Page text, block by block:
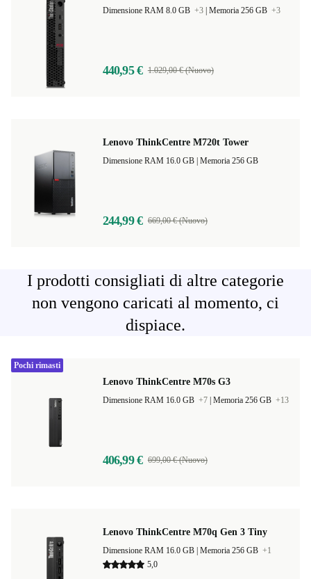
Dimensione RAM 8.0 GB +3 Memoria 256 GB +3
440,95 € 1.029,00 € (Nuovo)
Lenovo ThinkCentre M720t Tower
Memoria 256 GB
244,99 € 669,00 € (Nuovo)
I prodotti consigliati di altre categorie
non vengono caricati al momento, ci
dispiace.
Lenovo ThinkCentre M70s G3
Dimensione RAM 16.0 GB +7 Memoria 256 GB +13
406,99 € 699,00 € (Nuovo)
Pochi rimasti
Lenovo ThinkCentre M70q Gen 3 Tiny
Memoria 256 GB +1
5,0